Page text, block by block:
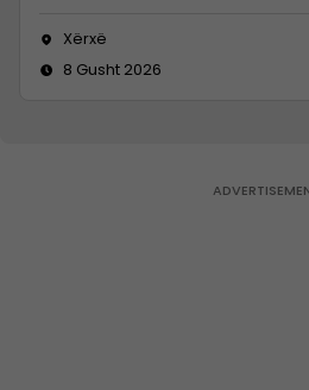
Xërxë
8 Gusht 2026